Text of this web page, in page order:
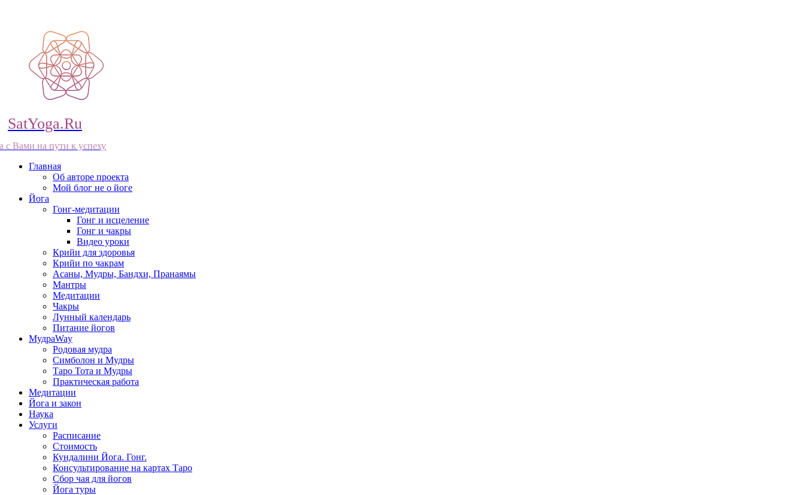
SatYoga.Ru
с Вами на пути к успеху
Главная
Об авторе проекта
Мой блог не о йоге
Йога
Гонг-медитации
Гонг и исцеление
Гонг и чакры
Видео уроки
Крийи для здоровья
Крийи по чакрам
Асаны, Мудры, Бандхи, Пранаямы
Мантры
Медитации
Чакры
Лунный календарь
Питание йогов
МудраWay
Родовая мудра
Симболон и Мудры
Таро Тота и Мудры
Практическая работа
Медитации
Йога и закон
Наука
Услуги
Расписание
Стоимость
Кундалини Йога. Гонг.
Консультирование на картах Таро
Сбор чая для йогов
Йога туры